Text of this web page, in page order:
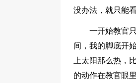
没办法，就只能
一开始教官
间，我的脚底开
上太阳那么热，
的动作在教官眼